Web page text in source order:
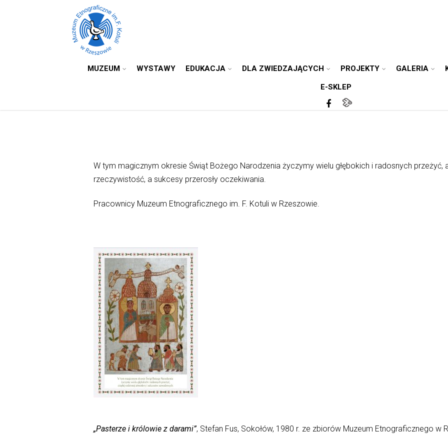
MUZEUM WYSTAWY EDUKACJA DLA ZWIEDZAJĄCYCH PROJEKTY GALERIA
E-SKLEP
W tym magicznym okresie Świąt Bożego Narodzenia życzymy wielu głębokich i radosnych przeżyć,
rzeczywistość, a sukcesy przerosły oczekiwania.
Pracownicy Muzeum Etnograficznego im. F. Kotuli w Rzeszowie.
„Pasterze i królowie z darami”, Stefan Fus, Sokołów, 1980 r. ze zbiorów Muzeum Etnograficznego w